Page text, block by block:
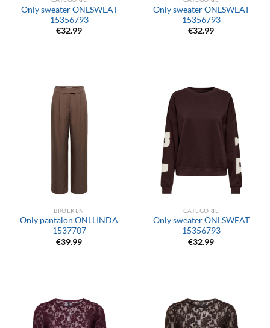
Only sweater ONLSWEAT
15356793
€32.99
Only sweater ONLSWEAT
15356793
€32.99
BROEKEN
Only pantalon ONLLINDA
1537707
€39.99
CATEGORIE
Only sweater ONLSWEAT
15356793
€32.99